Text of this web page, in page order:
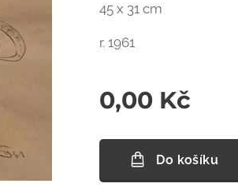
45 x 31 cm
r. 1961
0,00 Kč
Do košíku